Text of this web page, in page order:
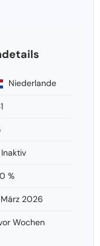
Niederlande
Inaktiv
%
2026
Wochen